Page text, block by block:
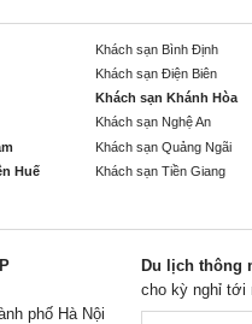
Khách sạn Bình Định
Khách sạn Điện Biên
Khách sạn Khánh Hòa
Khách sạn Nghệ An
Khách sạn Quảng Ngãi
Huế Khách sạn Tiền Giang
phố Hà Nội
Du lịch thông
cho kỳ nghỉ tới